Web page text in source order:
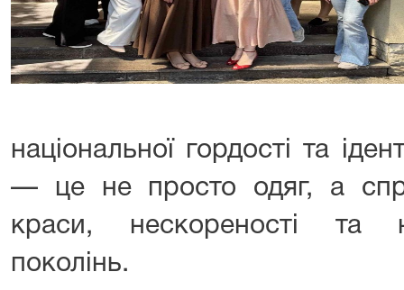
національної гордості та
— це не просто одяг, а
краси, нескореності та
поколінь.